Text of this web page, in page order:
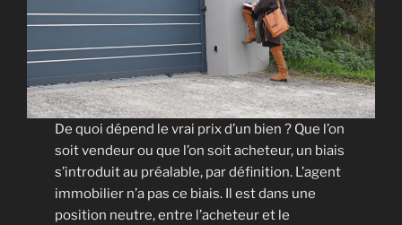
De quoi dépend le vrai prix d’un bien ? Que l’on
soit vendeur ou que l’on soit acheteur, un biais
s’introduit au préalable, par définition. L’agent
immobilier n’a pas ce biais. Il est dans une
position neutre, entre l’acheteur et le